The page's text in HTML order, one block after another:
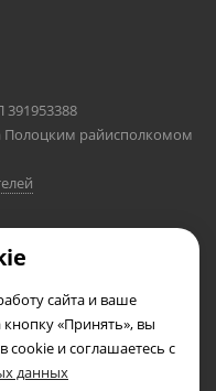
391953388
Полоцким райисполкомом
сайта и ваше
«Принять», вы
cookie и соглашаетесь с
данных